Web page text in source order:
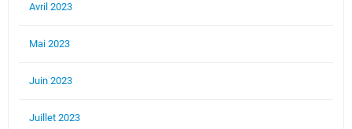
Avril 2023
Mai 2023
Juin 2023
Juillet 2023